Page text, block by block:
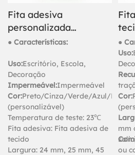
Fita adesiva
personalizada
turquesa para
fixações.
● Características:
Uso:Escritório, Escola,
Decoração
Impermeável:Impermeável
Cor:Preto/Cinza/Verde/Azul/Bege
(personalizável)
Temperatura de teste: 23℃
Fita adesiva: Fita adesiva de
tecido
Largura: 24 mm, 25 mm, 45
●
Uso:
Cor:
mm
ou